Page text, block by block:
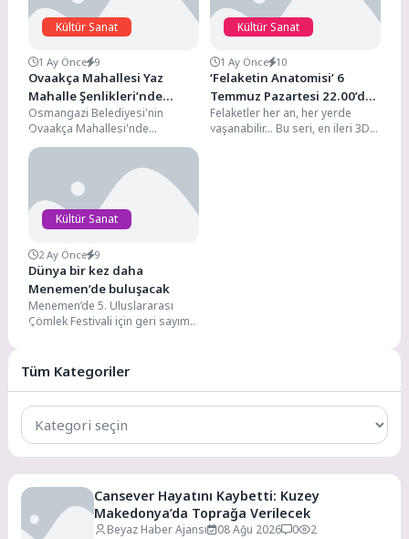
Kültür Sanat
1 Ay Önce 9
Ovaakça Mahallesi Yaz
Mahalle Şenlikleri’nde
Buluştu
Osmangazi Belediyesi'nin
Ovaakça Mahallesi'nde
düzenlediği “Yaz Mahalle
Şenlikleri”, konser, oyun
parkurları ve yüz boyama
etkinlikleriyle...
Kültür Sanat
1 Ay Önce 10
‘Felaketin Anatomisi’ 6
Temmuz Pazartesi 22.00’de
National Geographic
Ekranlarında Başlıyor!
Felaketler her an, her yerde
yaşanabilir… Bu seri, en ileri 3D
Kültür Sanat
2 Ay Önce 9
Dünya bir kez daha
Menemen’de buluşacak
Menemen’de 5. Uluslararası
Çömlek Festivali için geri sayım
Tüm Kategoriler
Tüm
Kategoriler
Cansever Hayatını Kaybetti: Kuzey
Makedonya’da Toprağa Verilecek
Beyaz Haber Ajansı 08 Ağu 2026 0 2